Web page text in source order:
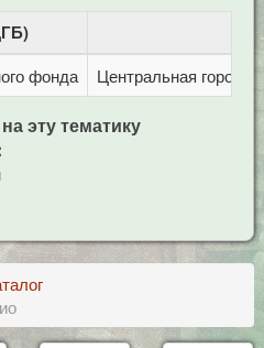
фонда Центральная
эту тематику